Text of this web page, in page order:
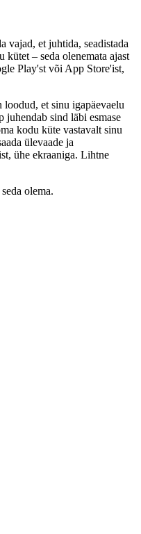
et juhtida, seadistada
– seda olenemata ajast
Play'st või App Store'ist,
et sinu igapäevaelu
sind läbi esmase
kodu küte vastavalt sinu
ülevaade ja
ühe ekraaniga. Lihtne
olema.